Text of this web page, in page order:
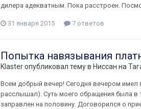
дилера адекватным. Пока расстроен.
31 января 2015 7 ответов
Попытка навязывания
Klasterопубликовал тему в Ниссан на
Всем добрый вечер! Сегодня вечером
расслышал). Суть моего обращения была в
заправлен на половину. Договорился о